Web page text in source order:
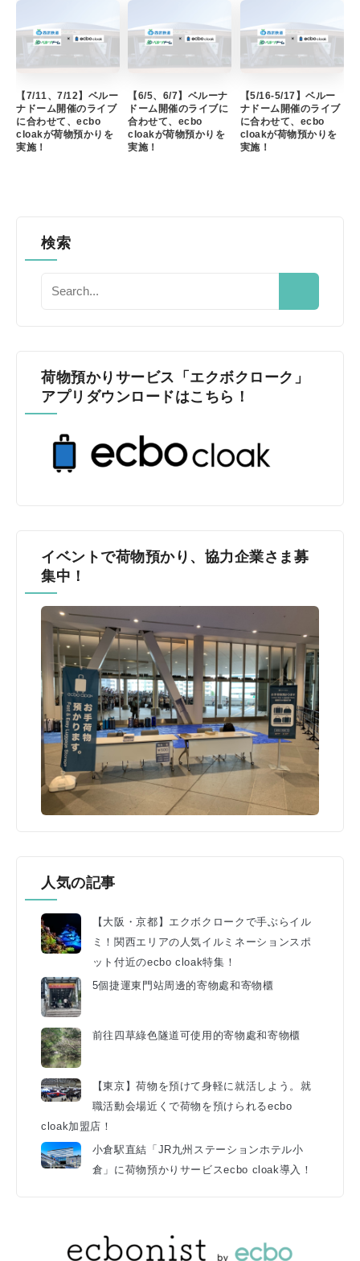
【7/11、7/12】ベルー
ナドーム開催のライブ
に合わせて、ecbo
cloakが荷物預かりを
実施！
【6/5、6/7】ベルーナ
ドーム開催のライブに
合わせて、ecbo
cloakが荷物預かりを
実施！
【5/16-5/17】ベルー
ナドーム開催のライブ
に合わせて、ecbo
cloakが荷物預かりを
実施！
検索
荷物預かりサービス「エクボクローク」
アプリダウンロードはこちら！
イベントで荷物預かり、協力企業さま募
集中！
人気の記事
【大阪・京都】エクボクロークで手ぶらイル
ミ！関西エリアの人気イルミネーションスポ
ット付近のecbo cloak特集！
5個捷運東門站周邊的寄物處和寄物櫃
前往四草綠色隧道可使用的寄物處和寄物櫃
【東京】荷物を預けて身軽に就活しよう。就
職活動会場近くで荷物を預けられるecbo
cloak加盟店！
小倉駅直結「JR九州ステーションホテル小
倉」に荷物預かりサービスecbo cloak導入！